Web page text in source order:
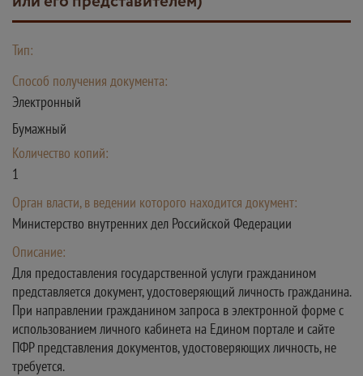
Тип:
Способ получения документа:
Электронный
Бумажный
Количество копий:
1
Орган власти, в ведении которого находится документ:
Министерство внутренних дел Российской Федерации
Описание:
Для предоставления государственной услуги гражданином
представляется документ, удостоверяющий личность гражданина.
При направлении гражданином запроса в электронной форме с
использованием личного кабинета на Едином портале и сайте
ПФР представления документов, удостоверяющих личность, не
требуется.